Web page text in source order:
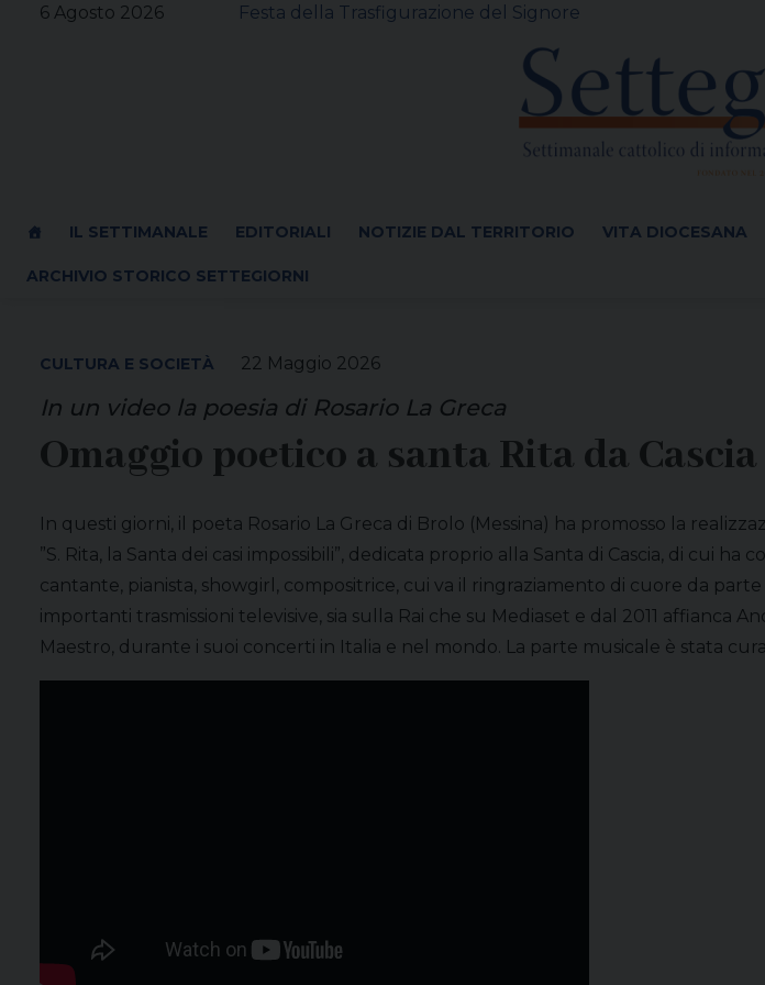
6 Agosto 2026 Festa della Trasfigurazione del Signore
IL SETTIMANALE EDITORIALI NOTIZIE DAL TERRITORIO VITA DIOCESANA
ARCHIVIO STORICO SETTEGIORNI
22 Maggio 2026
CULTURA E SOCIETÀ
In un video la poesia di Rosario La Greca
Omaggio poetico a santa Rita da Cascia
In questi giorni, il poeta Rosario La Greca di Brolo (Messina) ha promosso la
”S. Rita, la Santa dei casi impossibili”, dedicata proprio alla Santa di Cascia, di cui
cantante, pianista, showgirl, compositrice, cui va il ringraziamento di cuore da
importanti trasmissioni televisive, sia sulla Rai che su Mediaset e dal 2011 affianca
Maestro, durante i suoi concerti in Italia e nel mondo. La parte musicale è stata